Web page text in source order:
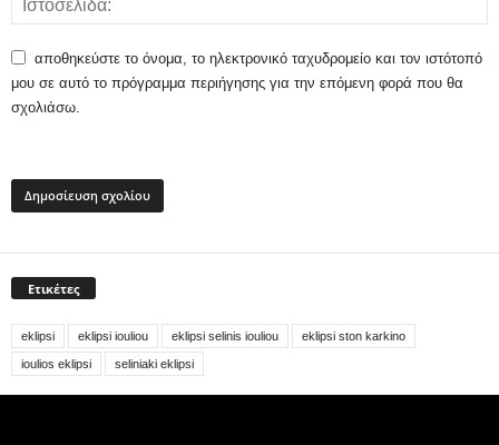
αποθηκεύστε το όνομα, το ηλεκτρονικό ταχυδρομείο και τον ιστότοπό
μου σε αυτό το πρόγραμμα περιήγησης για την επόμενη φορά που θα
σχολιάσω.
Ετικέτες
eklipsi eklipsi iouliou eklipsi selinis iouliou eklipsi ston karkino
ioulios eklipsi seliniaki eklipsi